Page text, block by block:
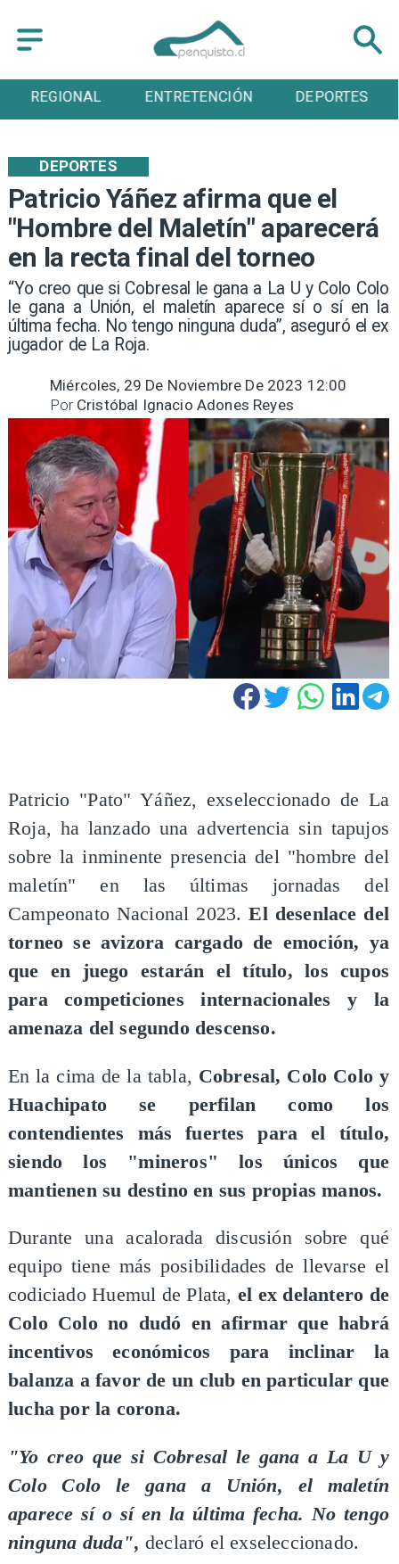
REGIONAL ENTRETENCIÓN DEPORTES
Patricio Yáñez afirma que el
"Hombre del Maletín" aparecerá
en la recta final del torneo
​“Yo creo que si Cobresal le gana a La U y Colo Colo
le gana a Unión, el maletín aparece sí o sí en la
última fecha. No tengo ninguna duda”, aseguró el ex
jugador de La Roja.
DEPORTES
Miércoles, 29 De Noviembre De 2023 12:00
Cristóbal Ignacio Adones Reyes
Por
​Patricio "Pato" Yáñez, exseleccionado de La
Roja, ha lanzado una advertencia sin tapujos
sobre la inminente presencia del "hombre del
maletín" en las últimas jornadas del
Campeonato Nacional 2023.El desenlace del
torneo se avizora cargado de emoción, ya
que en juego estarán el título, los cupos
para competiciones internacionales y la
amenaza del segundo descenso.
En la cima de la tabla, Cobresal, Colo Colo y
Huachipato se perfilan como los
contendientes más fuertes para el título,
siendo los "mineros" los únicos que
mantienen su destino en sus propias manos.
Durante una acalorada discusión sobre qué
equipo tiene más posibilidades de llevarse el
codiciado Huemul de Plata, el ex delantero de
Colo Colo no dudó en afirmar que habrá
incentivos económicos para inclinar la
balanza a favor de un club en particular que
lucha por la corona.
"Yo creo que si Cobresal le gana a La U y
Colo Colo le gana a Unión, el maletín
aparece sí o sí en la última fecha. No tengo
ninguna duda", declaró el exseleccionado.